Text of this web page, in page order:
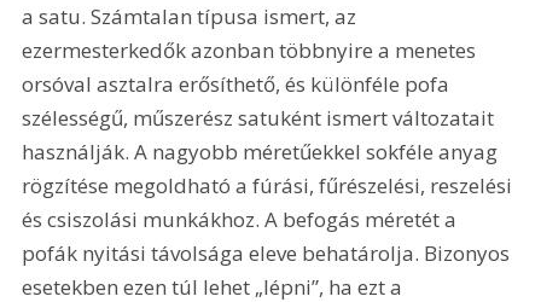
a satu. Számtalan típusa ismert, az
ezermesterkedők azonban többnyire a menetes
orsóval asztalra erősíthető, és különféle pofa
szélességű, műszerész satuként ismert változatait
használják. A nagyobb méretűekkel sokféle anyag
rögzítése megoldható a fúrási, fűrészelési, reszelési
és csiszolási munkákhoz. A befogás méretét a
pofák nyitási távolsága eleve behatárolja. Bizonyos
esetekben ezen túl lehet „lépni”, ha ezt a